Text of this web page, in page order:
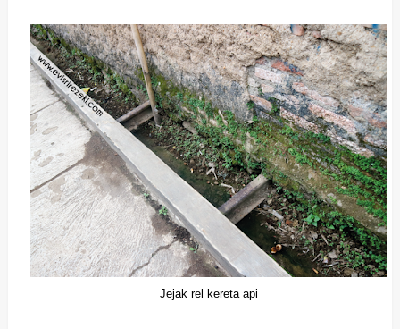
Jejak rel kereta api